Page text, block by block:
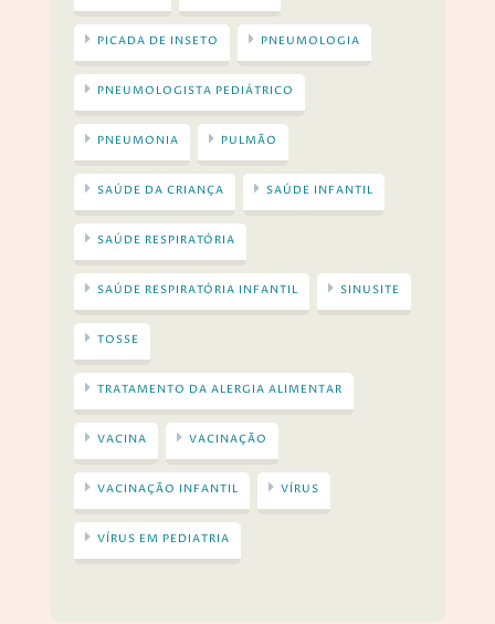
PICADA DE INSETO PNEUMOLOGIA
PNEUMOLOGISTA PEDIÁTRICO
PNEUMONIA PULMÃO
SAÚDE DA CRIANÇA SAÚDE INFANTIL
SAÚDE RESPIRATÓRIA
SAÚDE RESPIRATÓRIA INFANTIL SINUSITE
TOSSE
TRATAMENTO DA ALERGIA ALIMENTAR
VACINA VACINAÇÃO
VACINAÇÃO INFANTIL VÍRUS
VÍRUS EM PEDIATRIA